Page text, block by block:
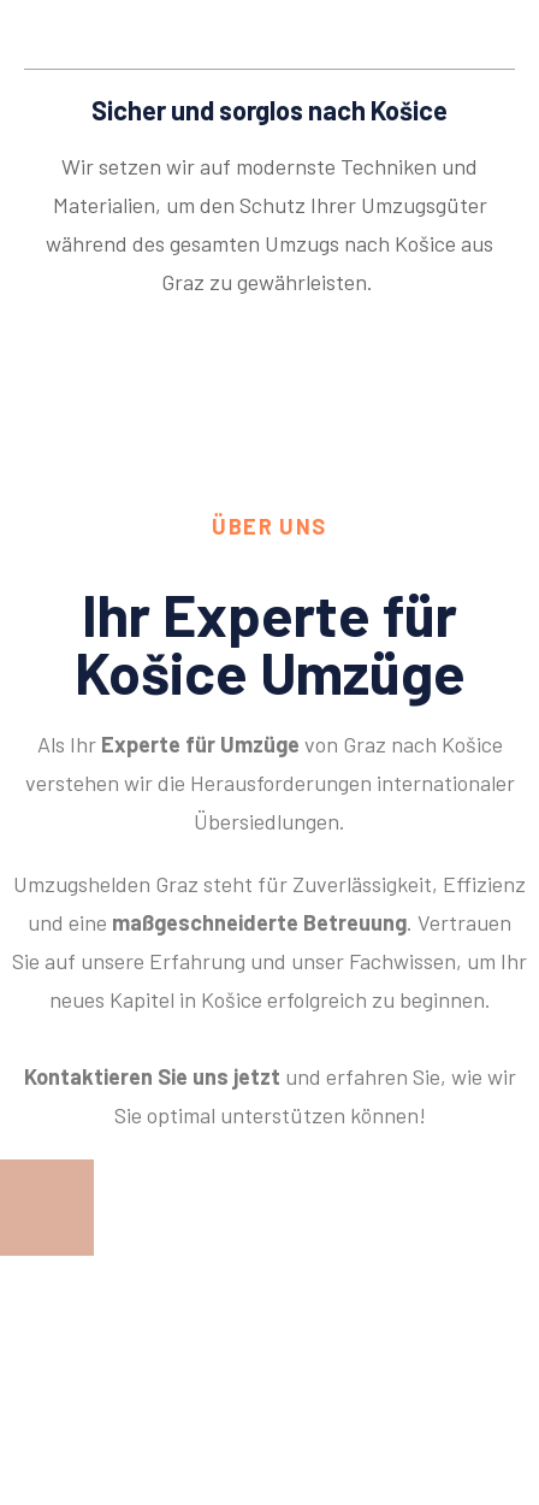
Sicher und sorglos nach Košice
Wir setzen wir auf modernste Techniken und
Materialien, um den Schutz Ihrer Umzugsgüter
während des gesamten Umzugs nach Košice aus
Graz zu gewährleisten.
ÜBER UNS
Ihr Experte für
Košice Umzüge
Als Ihr Experte für Umzüge von Graz nach Košice
verstehen wir die Herausforderungen internationaler
Übersiedlungen.
Umzugshelden Graz steht für Zuverlässigkeit, Effizienz
und eine maßgeschneiderte Betreuung. Vertrauen
Sie auf unsere Erfahrung und unser Fachwissen, um Ihr
neues Kapitel in Košice erfolgreich zu beginnen.
Kontaktieren Sie uns jetzt und erfahren Sie, wie wir
Sie optimal unterstützen können!